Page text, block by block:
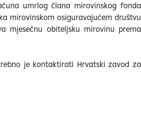
umrlog člana mirovinskog fonda
mirovinskom osiguravajućem društvu
mjesečnu obiteljsku mirovinu prema
je kontaktirati Hrvatski zavod za